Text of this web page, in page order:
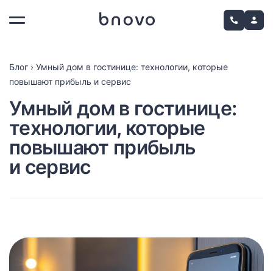
Блог › Умный дом в гостинице: технологии, которые
повышают прибыль и сервис
Умный дом в гостинице:
технологии, которые
повышают прибыль
и сервис